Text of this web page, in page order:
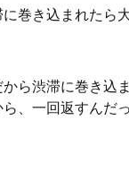
巻き込まれたら
ら渋滞に巻き込
、一回返すんだっ